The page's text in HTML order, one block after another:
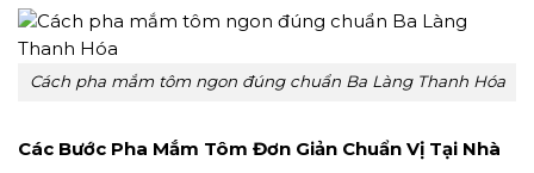
Cách pha mắm tôm ngon đúng chuẩn Ba Làng Thanh Hóa
Các Bước Pha Mắm Tôm Đơn Giản Chuẩn Vị Tại Nhà